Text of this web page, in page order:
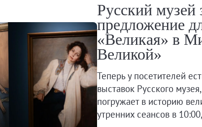
Русский музей
предложение
«Великая» в
Великой»
Теперь у посетителей
выставок Русского
погружает в историю
утренних сеансов в